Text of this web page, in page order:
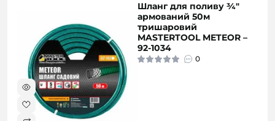
Шланг для поливу ¾"
армований 50м
тришаровий
MASTERTOOL METEOR –
92-1034
0